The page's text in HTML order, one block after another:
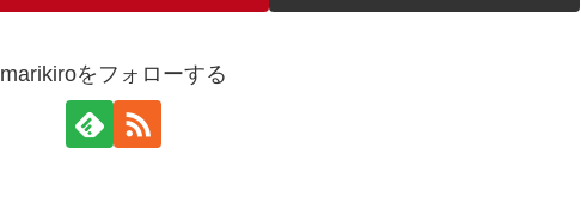
marikiroをフォローする